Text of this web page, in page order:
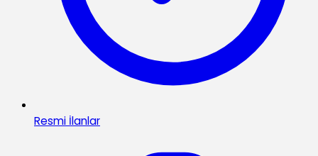
Resmi İlanlar